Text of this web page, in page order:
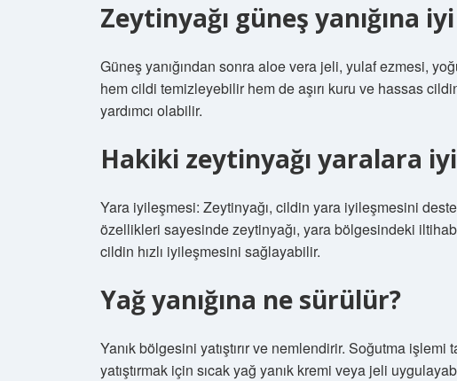
Zeytinyağı güneş yanığına
Güneş yanığından sonra aloe vera jeli, yulaf ezmesi,
hem cildi temizleyebilir hem de aşırı kuru ve hassas
yardımcı olabilir.
Hakiki zeytinyağı yaralara
Yara iyileşmesi: Zeytinyağı, cildin yara iyileşmesini
özellikleri sayesinde zeytinyağı, yara bölgesindeki
cildin hızlı iyileşmesini sağlayabilir.
Yağ yanığına ne sürülür?
Yanık bölgesini yatıştırır ve nemlendirir. Soğutma
yatıştırmak için sıcak yağ yanık kremi veya jeli